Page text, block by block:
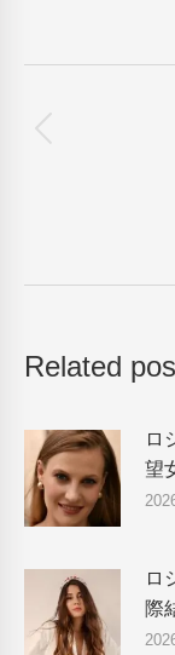
Related
ロ
望
ロ
際